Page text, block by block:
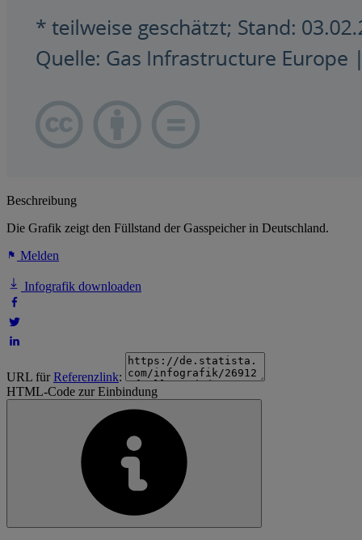
Beschreibung
Die Grafik zeigt den Füllstand der Gasspeicher in Deutschland.
Melden
Infografik downloaden
URL fürReferenzlink:
HTML-Code zur Einbindung